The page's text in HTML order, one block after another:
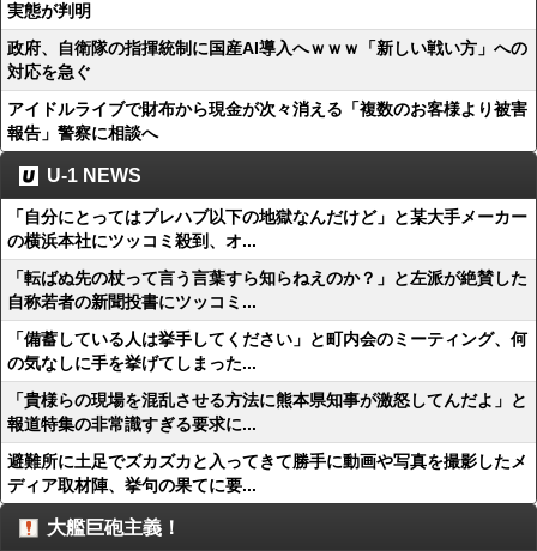
実態が判明
政府、自衛隊の指揮統制に国産AI導入へｗｗｗ「新しい戦い方」への
対応を急ぐ
アイドルライブで財布から現金が次々消える「複数のお客様より被害
報告」警察に相談へ
U-1 NEWS
「自分にとってはプレハブ以下の地獄なんだけど」と某大手メーカー
の横浜本社にツッコミ殺到、オ...
「転ばぬ先の杖って言う言葉すら知らねえのか？」と左派が絶賛した
自称若者の新聞投書にツッコミ...
「備蓄している人は挙手してください」と町内会のミーティング、何
の気なしに手を挙げてしまった...
「貴様らの現場を混乱させる方法に熊本県知事が激怒してんだよ」と
報道特集の非常識すぎる要求に...
避難所に土足でズカズカと入ってきて勝手に動画や写真を撮影したメ
ディア取材陣、挙句の果てに要...
大艦巨砲主義！